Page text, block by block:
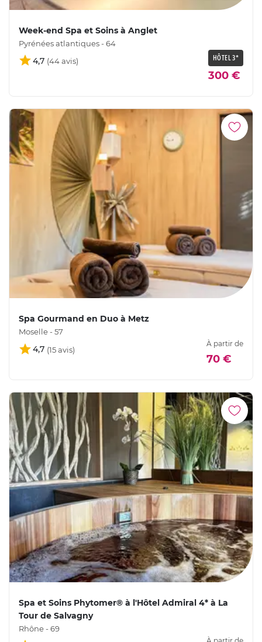
Week-end Spa et Soins à Anglet
Pyrénées atlantiques - 64
4,7 HÔTEL 3*
300 €
Spa Gourmand en Duo à Metz
Moselle - 57
4,7
À partir de
70 €
Spa et Soins Phytomer® à l'Hôtel Admiral 4* à La
Tour de Salvagny
Rhône - 69